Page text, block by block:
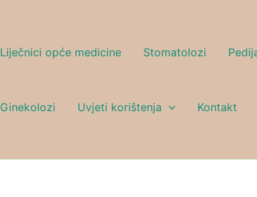
Liječnici opće medicine Stomatolozi
Ginekolozi Uvjeti korištenja Kontakt